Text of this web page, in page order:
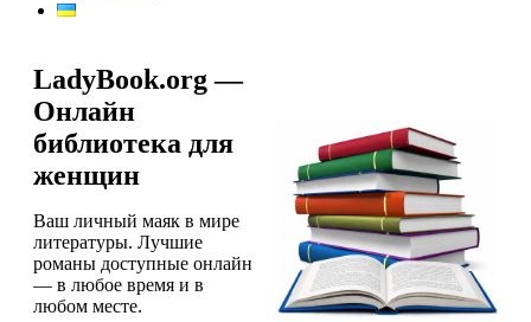
LadyBook.org —
Онлайн
библиотека для
женщин
Ваш личный маяк в мире
литературы. Лучшие
романы доступные онлайн
— в любое время и в
любом месте.